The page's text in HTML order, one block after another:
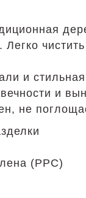
Легко
и
и
не
(PPC)